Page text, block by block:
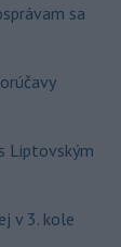
sa
Liptovským
v 3. kole